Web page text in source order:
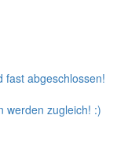
fast abgeschlossen!
werden zugleich! :)